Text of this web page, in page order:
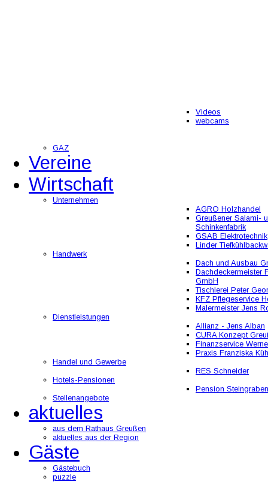
Videos
webcams
GAZ
Vereine
Wirtschaft
Unternehmen
AGRO Holzhandel
Greußener Salami-
Schinkenfabrik
GSAB Elektrotechnik
Linder
Handwerk
Dach und Ausbau
Dachdeckermeister
GmbH
Tischlerei Peter
KFZ Pflegeservice
Malermeister Jens
Dienstleistungen
Allianz - Jens Alban
CURA Konzept
Finanzservice
Praxis Franziska
Handel und Gewerbe
RES Schneider
Hotels-Pensionen
Pension Steingraben
Stellenangebote
aktuelles
aus dem Rathaus Greußen
aktuelles aus der Region
Gäste
Gästebuch
puzzle